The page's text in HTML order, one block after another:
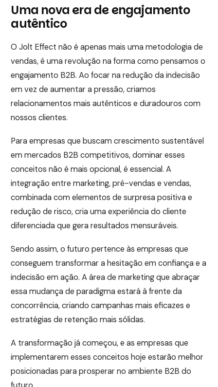
Uma nova era de engajamento
autêntico
O Jolt Effect não é apenas mais uma metodologia de
vendas, é uma revolução na forma como pensamos o
engajamento B2B. Ao focar na redução da indecisão
em vez de aumentar a pressão, criamos
relacionamentos mais autênticos e duradouros com
nossos clientes.
Para empresas que buscam crescimento sustentável
em mercados B2B competitivos, dominar esses
conceitos não é mais opcional, é essencial. A
integração entre marketing, pré-vendas e vendas,
combinada com elementos de surpresa positiva e
redução de risco, cria uma experiência do cliente
diferenciada que gera resultados mensuráveis.
Sendo assim, o futuro pertence às empresas que
conseguem transformar a hesitação em confiança e a
indecisão em ação. A área de marketing que abraçar
essa mudança de paradigma estará à frente da
concorrência, criando campanhas mais eficazes e
estratégias de retenção mais sólidas.
A transformação já começou, e as empresas que
implementarem esses conceitos hoje estarão melhor
posicionadas para prosperar no ambiente B2B do